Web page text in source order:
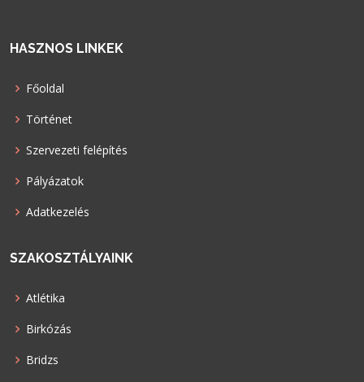
HASZNOS LINKEK
Főoldal
Történet
Szervezeti felépítés
Pályázatok
Adatkezelés
SZAKOSZTÁLYAINK
Atlétika
Birkózás
Bridzs